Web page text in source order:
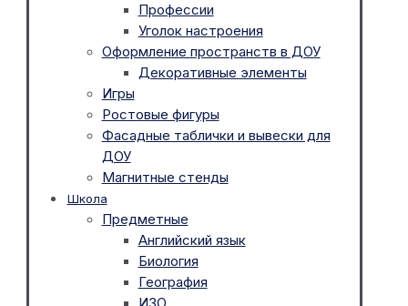
Профессии
Уголок настроения
Оформление пространств в ДОУ
Декоративные элементы
Игры
Ростовые фигуры
Фасадные таблички и вывески для
ДОУ
Магнитные стенды
Школа
Предметные
Английский язык
Биология
География